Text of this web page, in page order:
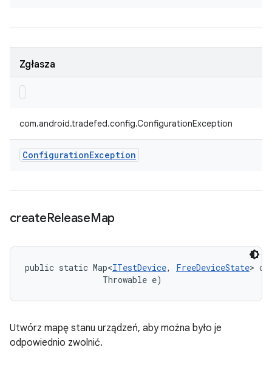
Zgłasza
com.android.tradefed.config.ConfigurationException
ConfigurationException
createReleaseMap
public static Map<ITestDevice, FreeDeviceState>
                Throwable e)
Utwórz mapę stanu urządzeń, aby można było je
odpowiednio zwolnić.